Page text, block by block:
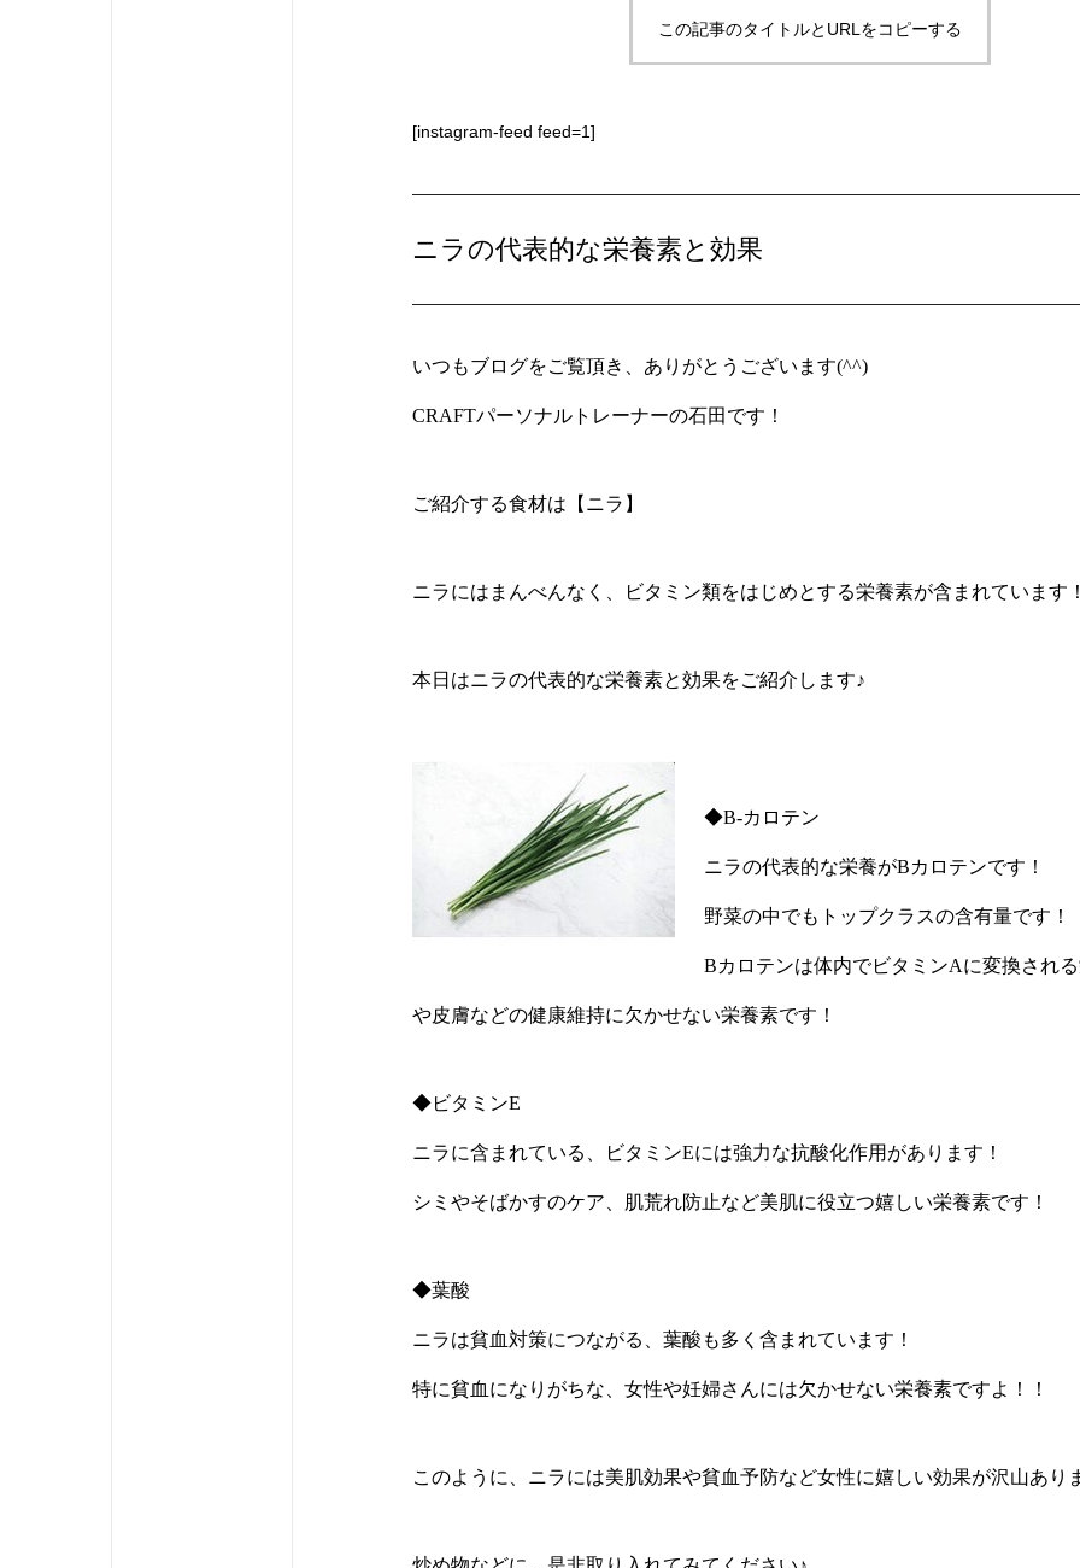
この記事のタイトルとURLをコピーする
[instagram-feed feed=1]
ニラの代表的な栄養素と効果
いつもブログをご覧頂き、ありがとうございます(^^)
CRAFTパーソナルトレーナーの石田です！
ご紹介する食材は【ニラ】
ニラにはまんべんなく、ビタミン類をはじめとする栄養素が含まれています
本日はニラの代表的な栄養素と効果をご紹介します♪
◆B-カロテン
ニラの代表的な栄養がBカロテンです！
野菜の中でもトップクラスの含有量です！
Bカロテンは体内でビタミンAに変換され
や皮膚などの健康維持に欠かせない栄養素です！
◆ビタミンE
ニラに含まれている、ビタミンEには強力な抗酸化作用があります！
シミやそばかすのケア、肌荒れ防止など美肌に役立つ嬉しい栄養素です！
◆葉酸
ニラは貧血対策につながる、葉酸も多く含まれています！
特に貧血になりがちな、女性や妊婦さんには欠かせない栄養素ですよ！！
このように、ニラには美肌効果や貧血予防など女性に嬉しい効果が沢山あり